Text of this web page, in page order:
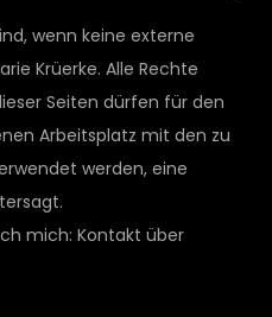
wenn keine externe
Krüerke. Alle Rechte
Seiten dürfen für den
Arbeitsplatz mit den zu
werden, eine
mich: Kontakt über